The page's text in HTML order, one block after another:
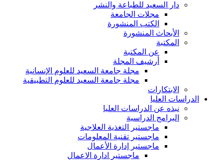
دار السعيد للطباعة والنشر
مجلات الجامعة
الكتب المنشورة
الأبحاث المنشورة
المكتبة
عن المكتبة
أرشيف المجلة
مجلة جامعة السعيد للعلوم الإنسانية
مجلة جامعة السعيد للعلوم التطبيقية
الابتكارات
الدراسات العليا
نبذه عن الدراسات العليا
البرامج الدراسية
ماجستير التغذية العلاجية
ماجستير تقنية المعلومات
ماجستير إدارة الأعمال
ماجستير ادارة الاعمال